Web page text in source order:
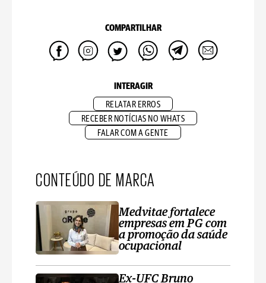
COMPARTILHAR
INTERAGIR
RELATAR ERROS
RECEBER NOTÍCIAS NO WHATS
FALAR COM A GENTE
CONTEÚDO DE MARCA
Medvitae fortalece
empresas em PG com
a promoção da saúde
ocupacional
Ex-UFC Bruno